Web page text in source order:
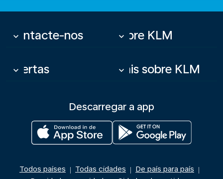
Contacte-nos
keyboard_arrow_down Sobre KLM
keyboard_arrow_down
Ofertas
keyboard_arrow_down Mais sobre KLM
keyboard_arrow_down
Descarregar a app
Todos países | Todas cidades | De país para país |